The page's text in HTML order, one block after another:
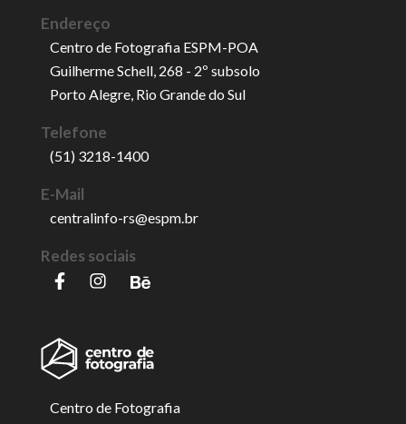
Endereço
Centro de Fotografia ESPM-POA
Guilherme Schell, 268 - 2º subsolo
Porto Alegre, Rio Grande do Sul
Telefone
(51) 3218-1400
E-Mail
centralinfo-rs@espm.br
Redes sociais
Centro de Fotografia